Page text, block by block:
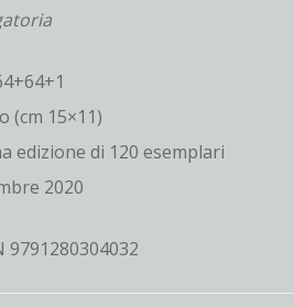
(cm 15×11)
edizione di 120 esemplari
2020
9791280304032